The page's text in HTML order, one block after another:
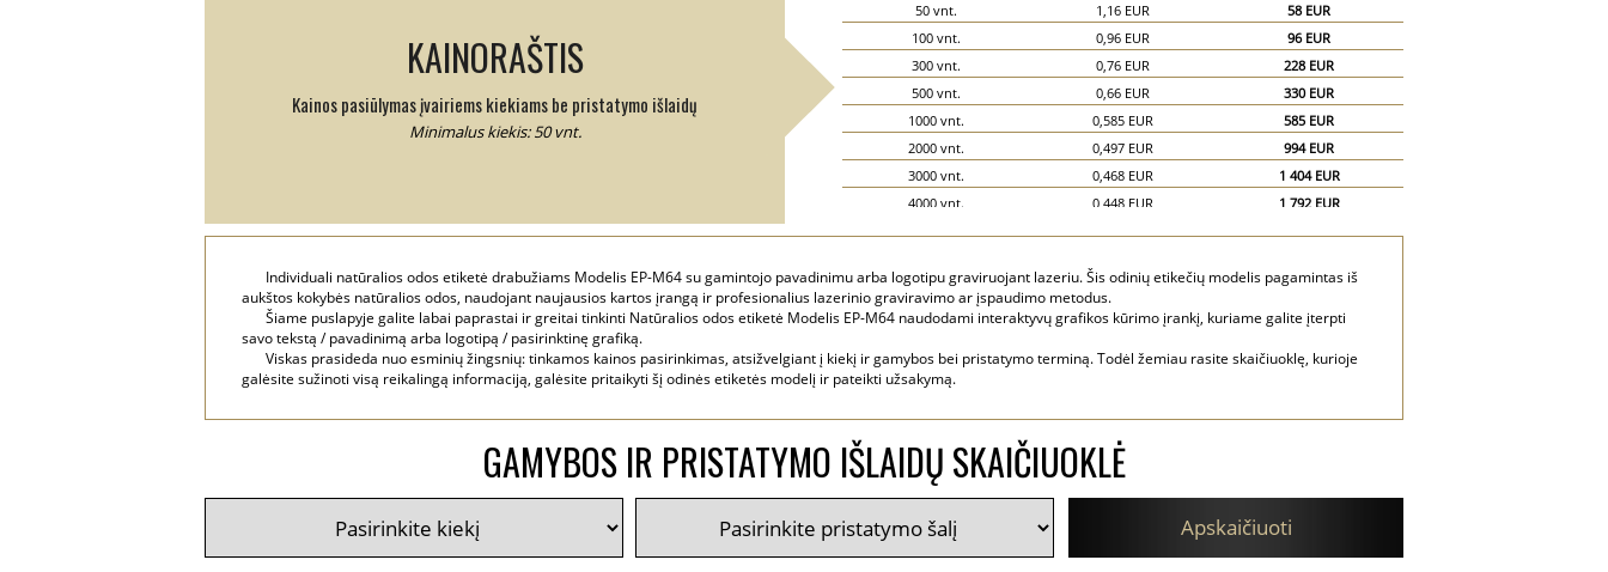
KAINORAŠTIS
Kainos pasiūlymas įvairiems kiekiams be pristatymo išlaidų
Minimalus kiekis: 50 vnt.
50 vnt.
1,16 EUR
58 EUR
100 vnt.
0,96 EUR
96 EUR
300 vnt.
0,76 EUR
228 EUR
500 vnt.
0,66 EUR
330 EUR
1000 vnt.
0,585 EUR
585 EUR
2000 vnt.
0,497 EUR
994 EUR
3000 vnt.
0,468 EUR
1 404 EUR
4000 vnt.
0,448 EUR
1 792 EUR
Individuali natūralios odos etiketė drabužiams Modelis EP-M64 su gamintojo pavadinimu arba logotipu graviruojant lazeriu. Šis odinių etikečių modelis pagamintas iš
aukštos kokybės natūralios odos, naudojant naujausios kartos įrangą ir profesionalius lazerinio graviravimo ar įspaudimo metodus.
Šiame puslapyje galite labai paprastai ir greitai tinkinti Natūralios odos etiketė Modelis EP-M64 naudodami interaktyvų grafikos kūrimo įrankį, kuriame galite įterpti
savo tekstą / pavadinimą arba logotipą / pasirinktinę grafiką.
Viskas prasideda nuo esminių žingsnių: tinkamos kainos pasirinkimas, atsižvelgiant į kiekį ir gamybos bei pristatymo terminą. Todėl žemiau rasite skaičiuoklę, kurioje
galėsite sužinoti visą reikalingą informaciją, galėsite pritaikyti šį odinės etiketės modelį ir pateikti užsakymą.
GAMYBOS IR PRISTATYMO IŠLAIDŲ SKAIČIUOKLĖ
Apskaičiuoti